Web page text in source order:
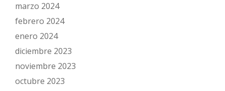
marzo 2024
febrero 2024
enero 2024
diciembre 2023
noviembre 2023
octubre 2023